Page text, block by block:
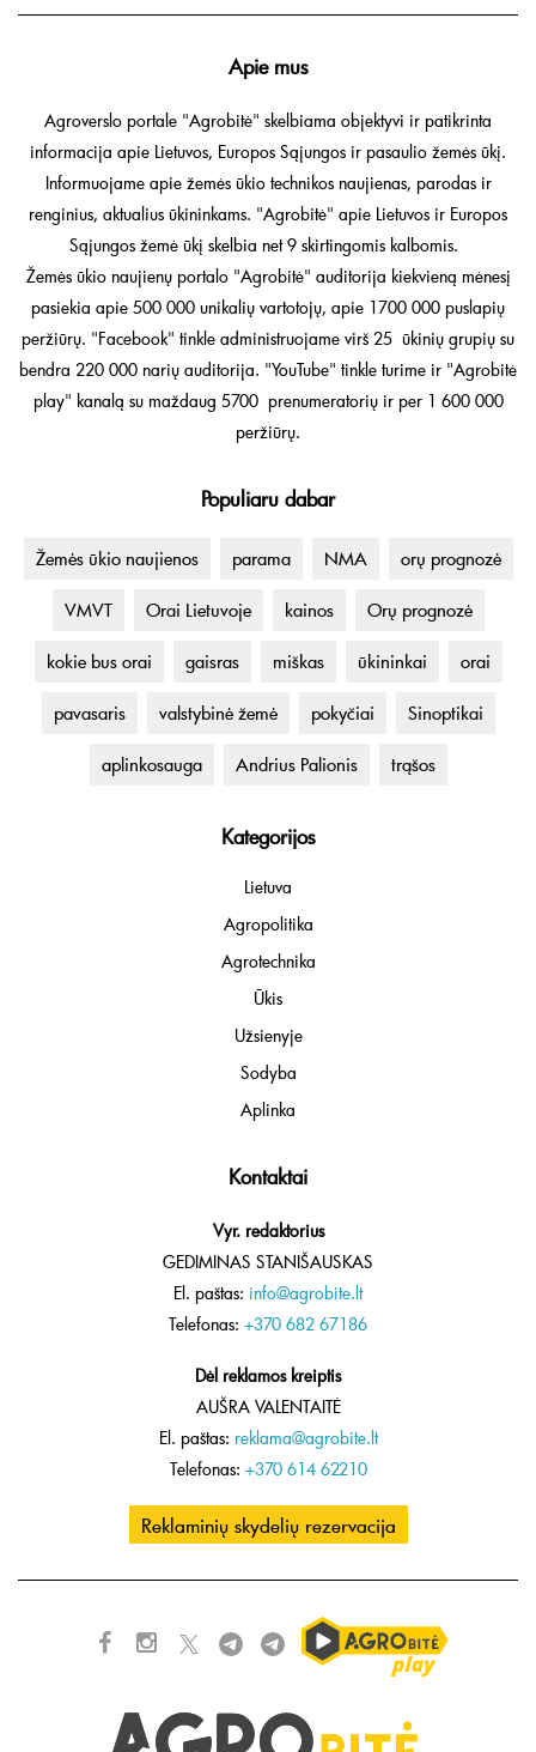
Apie mus
Agroverslo portale "Agrobitė" skelbiama objektyvi ir patikrinta
informacija apie Lietuvos, Europos Sąjungos ir pasaulio žemės ūkį.
Informuojame apie žemės ūkio technikos naujienas, parodas ir
renginius, aktualius ūkininkams. "Agrobitė" apie Lietuvos ir Europos
Sąjungos žemė ūkį skelbia net 9 skirtingomis kalbomis.
Žemės ūkio naujienų portalo "Agrobitė" auditorija kiekvieną mėnesį
pasiekia apie 500 000 unikalių vartotojų, apie 1700 000 puslapių
peržiūrų. "Facebook" tinkle administruojame virš 25 ūkinių grupių su
bendra 220 000 narių auditorija. "YouTube" tinkle turime ir "Agrobitė
play" kanalą su maždaug 5700 prenumeratorių ir per 1 600 000
peržiūrų.
Populiaru dabar
Žemės ūkio naujienos parama NMA orų prognozė
VMVT Orai Lietuvoje kainos Orų prognozė
kokie bus orai gaisras miškas ūkininkai orai
pavasaris valstybinė žemė pokyčiai Sinoptikai
aplinkosauga Andrius Palionis trąšos
Kategorijos
Lietuva
Agropolitika
Agrotechnika
Ūkis
Užsienyje
Sodyba
Aplinka
Kontaktai
Vyr. redaktorius
GEDIMINAS STANIŠAUSKAS
El. paštas: info@agrobite.lt
Telefonas: +370 682 67186
Dėl reklamos kreiptis
AUŠRA VALENTAITĖ
El. paštas: reklama@agrobite.lt
Telefonas: +370 614 62210
Reklaminių skydelių rezervacija